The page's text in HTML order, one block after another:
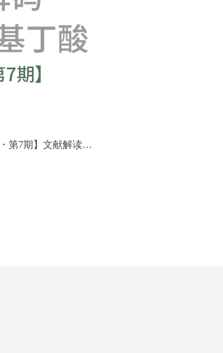
第7期】文献解读：
PGC-1α增强耐力运